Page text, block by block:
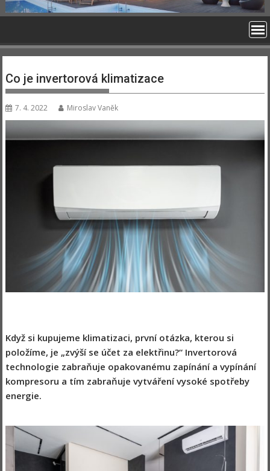
Co je invertorová klimatizace
7. 4. 2022 Miroslav Vaněk
Když si kupujeme klimatizaci, první otázka, kterou si
položíme, je „zvýší se účet za elektřinu?“ Invertorová
technologie zabraňuje opakovanému zapínání a vypínání
kompresoru a tím zabraňuje vytváření vysoké spotřeby
energie.